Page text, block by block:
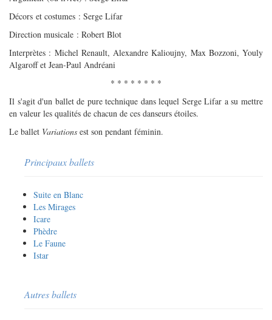
Décors et costumes : Serge Lifar
Direction musicale : Robert Blot
Interprètes : Michel Renault, Alexandre Kalioujny, Max Bozzoni, Youly
Algaroff et Jean-Paul Andréani
* * * * * * * *
Il s'agit d'un ballet de pure technique dans lequel Serge Lifar a su mettre
en valeur les qualités de chacun de ces danseurs étoiles.
Le ballet Variations est son pendant féminin.
Principaux ballets
Suite en Blanc
Les Mirages
Icare
Phèdre
Le Faune
Istar
Autres ballets